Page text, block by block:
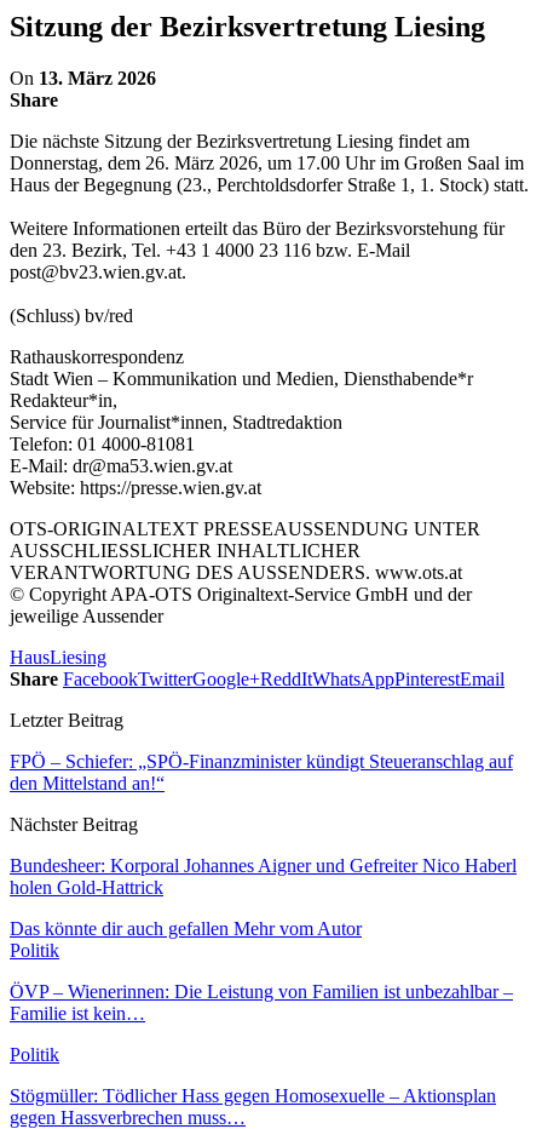
Sitzung der Bezirksvertretung Liesing
On 13. März 2026
Share
Die nächste Sitzung der Bezirksvertretung Liesing findet am
Donnerstag, dem 26. März 2026, um 17.00 Uhr im Großen Saal im
Haus der Begegnung (23., Perchtoldsdorfer Straße 1, 1. Stock) statt.
Weitere Informationen erteilt das Büro der Bezirksvorstehung für
den 23. Bezirk, Tel. +43 1 4000 23 116 bzw. E-Mail
post@bv23.wien.gv.at.
(Schluss) bv/red
Rathauskorrespondenz
Stadt Wien – Kommunikation und Medien, Diensthabende*r
Redakteur*in,
Service für Journalist*innen, Stadtredaktion
Telefon: 01 4000-81081
E-Mail: dr@ma53.wien.gv.at
Website: https://presse.wien.gv.at
OTS-ORIGINALTEXT PRESSEAUSSENDUNG UNTER
AUSSCHLIESSLICHER INHALTLICHER
VERANTWORTUNG DES AUSSENDERS. www.ots.at
© Copyright APA-OTS Originaltext-Service GmbH und der
jeweilige Aussender
HausLiesing
Share FacebookTwitterGoogle+ReddItWhatsAppPinterestEmail
Letzter Beitrag
FPÖ – Schiefer: „SPÖ-Finanzminister kündigt Steueranschlag auf
den Mittelstand an!“
Nächster Beitrag
Bundesheer: Korporal Johannes Aigner und Gefreiter Nico Haberl
holen Gold-Hattrick
Das könnte dir auch gefallen Mehr vom Autor
Politik
ÖVP – Wienerinnen: Die Leistung von Familien ist unbezahlbar –
Familie ist kein…
Politik
Stögmüller: Tödlicher Hass gegen Homosexuelle – Aktionsplan
gegen Hassverbrechen muss…